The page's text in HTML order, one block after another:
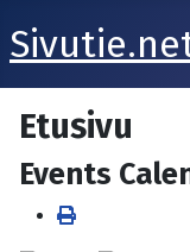
Etusivu
Events